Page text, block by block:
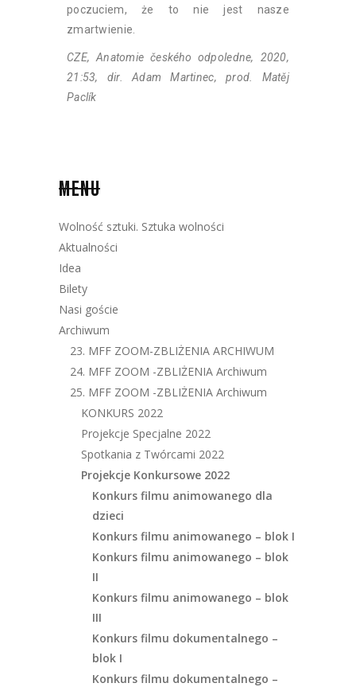
poczuciem, że to nie jest nasze
zmartwienie.
CZE, Anatomie českého odpoledne, 2020,
21:53, dir. Adam Martinec, prod. Matěj
Paclík
MENU
Wolność sztuki. Sztuka wolności
Aktualności
Idea
Bilety
Nasi goście
Archiwum
23. MFF ZOOM-ZBLIŻENIA ARCHIWUM
24. MFF ZOOM -ZBLIŻENIA Archiwum
25. MFF ZOOM -ZBLIŻENIA Archiwum
KONKURS 2022
Projekcje Specjalne 2022
Spotkania z Twórcami 2022
Projekcje Konkursowe 2022
Konkurs filmu animowanego dla
dzieci
Konkurs filmu animowanego – blok I
Konkurs filmu animowanego – blok
II
Konkurs filmu animowanego – blok
III
Konkurs filmu dokumentalnego –
blok I
Konkurs filmu dokumentalnego –